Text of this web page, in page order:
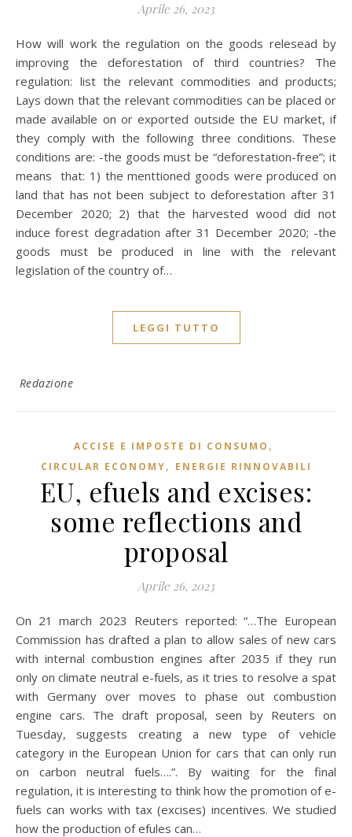
Aprile 26, 2023
How will work the regulation on the goods relesead by
improving the deforestation of third countries? The
regulation: list the relevant commodities and products;
Lays down that the relevant commodities can be placed or
made available on or exported outside the EU market, if
they comply with the following three conditions. These
conditions are: -the goods must be “deforestation-free”; it
means that: 1) the menttioned goods were produced on
land that has not been subject to deforestation after 31
December 2020; 2) that the harvested wood did not
induce forest degradation after 31 December 2020; -the
goods must be produced in line with the relevant
legislation of the country of…
LEGGI TUTTO
Redazione
ACCISE E IMPOSTE DI CONSUMO ,
CIRCULAR ECONOMY, ENERGIE RINNOVABILI
EU, efuels and excises:
some reflections and
proposal
Aprile 26, 2023
On 21 march 2023 Reuters reported: “…The European
Commission has drafted a plan to allow sales of new cars
with internal combustion engines after 2035 if they run
only on climate neutral e-fuels, as it tries to resolve a spat
with Germany over moves to phase out combustion
engine cars. The draft proposal, seen by Reuters on
Tuesday, suggests creating a new type of vehicle
category in the European Union for cars that can only run
on carbon neutral fuels….”. By waiting for the final
regulation, it is interesting to think how the promotion of e-
fuels can works with tax (excises) incentives. We studied
how the production of efules can…